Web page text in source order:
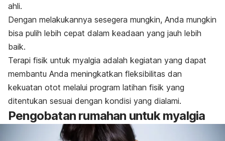
ahli.
Dengan melakukannya sesegera mungkin, Anda mungkin
bisa pulih lebih cepat dalam keadaan yang jauh lebih
baik.
Terapi fisik untuk myalgia adalah kegiatan yang dapat
membantu Anda meningkatkan fleksibilitas dan
kekuatan otot melalui program latihan fisik yang
ditentukan sesuai dengan kondisi yang dialami.
Pengobatan rumahan untuk myalgia